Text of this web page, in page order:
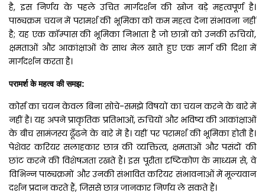
है, इस निर्णय के पहले उचित मार्गदर्शन की खोज बड़े महत्वपूर्ण है।
पाठ्यक्रम चयन में परामर्श की भूमिका को कम महत्व देना संभावना नहीं
है; यह एक कॉम्पास की भूमिका निभाता है जो छात्रों को उनकी रुचियों,
क्षमताओं और आकांक्षाओं के साथ मेल खाते हुए एक मार्ग की दिशा में
मार्गदर्शन करता है।
परामर्श के महत्व की समझ:
कोर्स का चयन केवल बिना सोचे-समझे विषयों का चयन करने के बारे में
नहीं है। यह अपने प्राकृतिक प्रतिभाओं, रुचियों और भविष्य की आकांक्षाओं
के बीच सामंजस्य ढूँढने के बारे में है। यहीं पर परामर्श की भूमिका होती है।
पेशेवर करियर सलाहकार छात्र की व्यक्तित्व, क्षमताओं और पसंदों की
छांट करने की विशेषज्ञता रखते हैं। इस पूरीता दृष्टिकोण के माध्यम से, वे
विभिन्न पाठ्यक्रमों और उनकी संभावित करियर संभावनाओं में मूल्यवान
दर्शन प्रदान करते हैं, जिससे छात्र जानकार निर्णय ले सकते हैं।